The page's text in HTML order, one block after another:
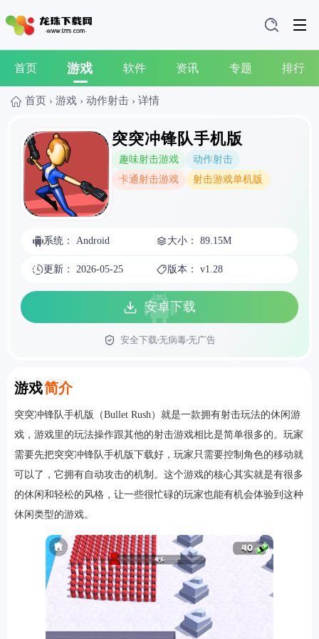
首页 游戏 软件 资讯 专题 排行
首页 › 游戏 › 动作射击 › 详情
突突冲锋队手机版
趣味射击游戏
动作射击
卡通射击游戏
射击游戏单机版
系统： Android 大小： 89.15M
更新： 2026-05-25 版本： v1.28
安卓下载
安全下载无病毒无广告
游戏简介
Introduction
突突冲锋队手机版（Bullet Rush）就是一款拥有射击玩法的休闲游
戏，游戏里的玩法操作跟其他的射击游戏相比是简单很多的。玩家
需要先把突突冲锋队手机版下载好，玩家只需要控制角色的移动就
可以了，它拥有自动攻击的机制。这个游戏的核心其实就是有很多
的休闲和轻松的风格，让一些很忙碌的玩家也能有机会体验到这种
休闲类型的游戏。